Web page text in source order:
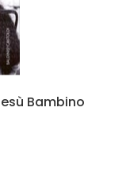
Bambino